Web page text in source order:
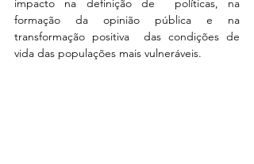
impacto na definição de  políticas, na
formação da opinião pública e na
transformação positiva  das condições de
vida das populações mais vulneráveis.